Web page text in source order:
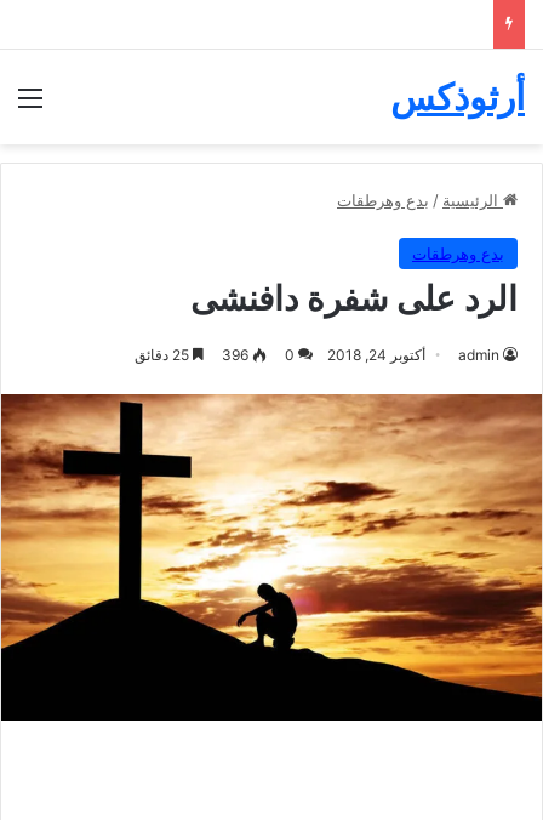
أرثوذكس
الرئيسية / بدع وهرطقات
بدع وهرطقات
الرد على شفرة دافنشى
admin أكتوبر 24, 2018 0
396